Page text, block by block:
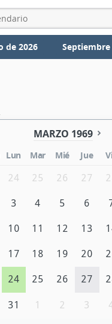
de 2026 Septiembre
MARZO 1969
Lun Mar Mié Jue
24 25 26 27
3 4 5 6
10 11 12 13
17 18 19 20
24 25 26 27
31 1 2 3